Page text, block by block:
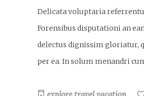
Delicata voluptaria
Forensibus disputationi an
delectus dignissim gloriatur,
per ea. In solum menandri
explore travel vacation